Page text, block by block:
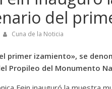
del
Cuna de la Noticia
primer izamiento», se
Propileo del Monumento